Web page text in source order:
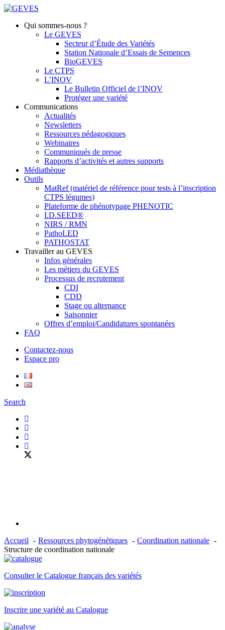
Qui sommes-nous ?
Le GEVES
Secteur d’Étude des Variétés
Station Nationale d’Essais de Semences
BioGEVES
Le CTPS
L’INOV
Le Bulletin Officiel de l’INOV
Protéger une variété
Communications
Actualités
Newsletters
Ressources pédagogiques
Webinaires
Communiqués de presse
Rapports d’activités et autres supports
Médiathèque
Outils
MatRef (matériel de référence pour tests à l’inscription
CTPS légumes)
Plateforme de phénotypage PHENOTIC
I.D.SEED®
NIRS / RMN
PathoLED
PATHOSTAT
Travailler au GEVES
Infos générales
Les métiers du GEVES
Processus de recrutement
CDI
CDD
Stage ou alternance
Saisonnier
Offres d’emploi/Candidatures spontanées
FAQ
Contactez-nous
Espace pro
Search
Accueil Ressources phytogénétiques
Coordination nationale
Structure de coordination nationale
Consulter le Catalogue français des variétés
Inscrire une variété au Catalogue